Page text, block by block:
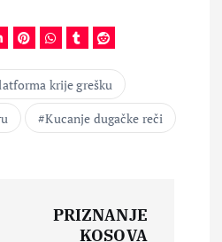
krije grešku
Kucanje dugačke reči
PRIZNANJE
KOSOVA